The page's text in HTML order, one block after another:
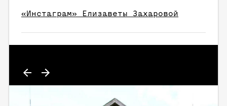
«Инстаграм» Елизаветы Захаровой